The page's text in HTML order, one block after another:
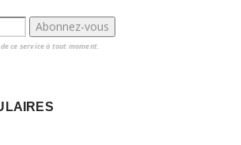
ce service à tout moment.